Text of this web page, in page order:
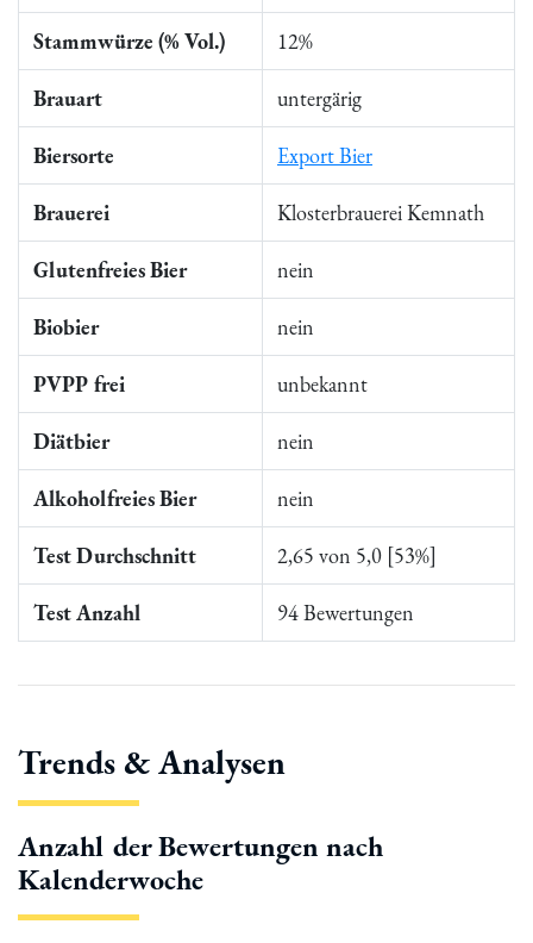
Stammwürze (% Vol.) 12%
Brauart untergärig
Biersorte Export Bier
Brauerei Klosterbrauerei Kemnath
Glutenfreies Bier nein
Biobier nein
PVPP frei unbekannt
Diätbier nein
Alkoholfreies Bier nein
Test Durchschnitt 2,65 von 5,0 [53%]
Test Anzahl 94 Bewertungen
Trends & Analysen
Anzahl der Bewertungen nach
Kalenderwoche